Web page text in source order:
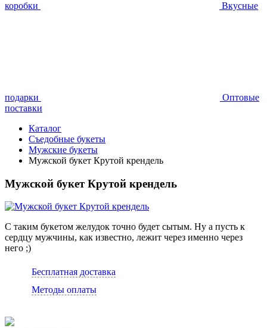
коробки Вкусные
подарки
Оптовые
поставки
Каталог
Съедобные букеты
Мужские букеты
Мужской букет Крутой крендель
Мужской букет Крутой крендель
С таким букетом желудок точно будет сытым. Ну а пусть к
сердцу мужчины, как известно, лежит через именно через
него ;)
Бесплатная доставка
Методы оплаты